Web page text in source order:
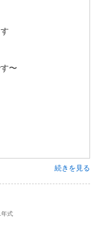
〜
続きを見る
年式